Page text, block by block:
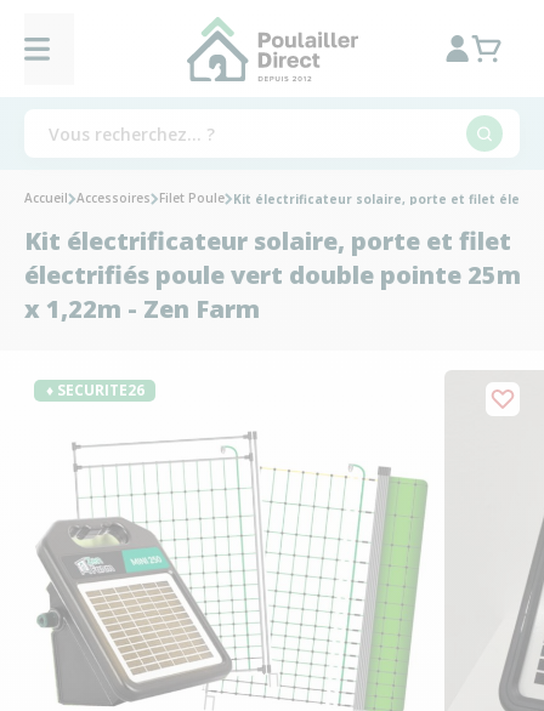
Accueil Accessoires Filet Poule Kit électrificateur solaire, porte et filet
Kit électrificateur solaire, porte et filet
électrifiés poule vert double pointe 25m
x 1,22m - Zen Farm
♦ SECURITE26